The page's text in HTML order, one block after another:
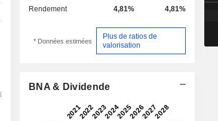
Rendement 4,81% 4,81%
* Données estimées
Plus de ratios de
valorisation
BNA & Dividende